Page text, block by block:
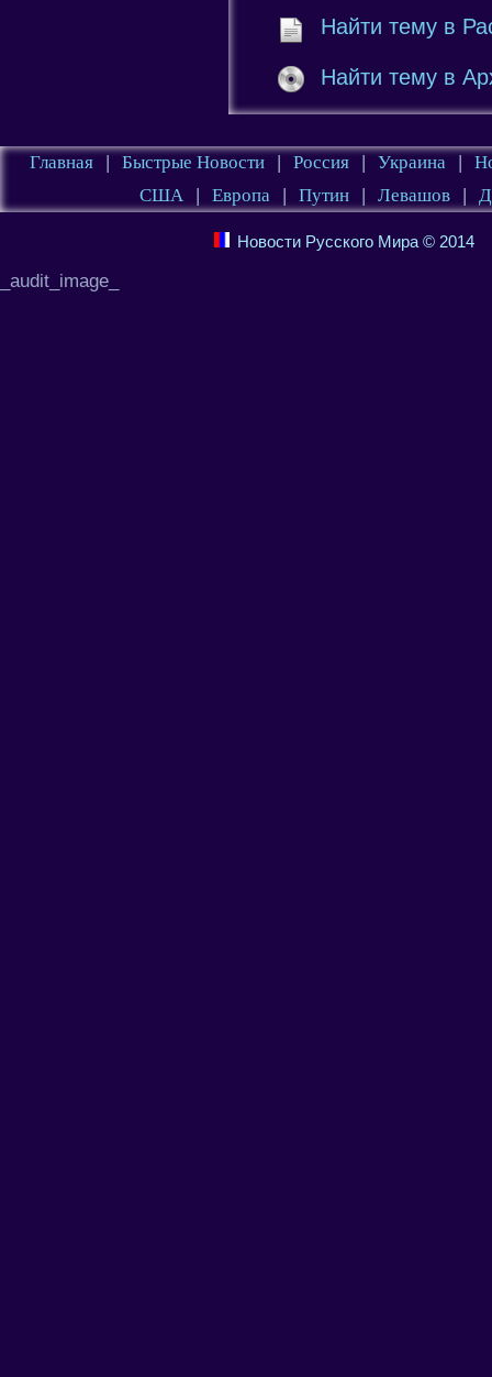
Найти тему в
Найти тему в
Главная | Быстрые Новости | Россия | Украина |
США
| Европа | Путин | Левашов |
Новости Русского Мира © 2014
_audit_image_